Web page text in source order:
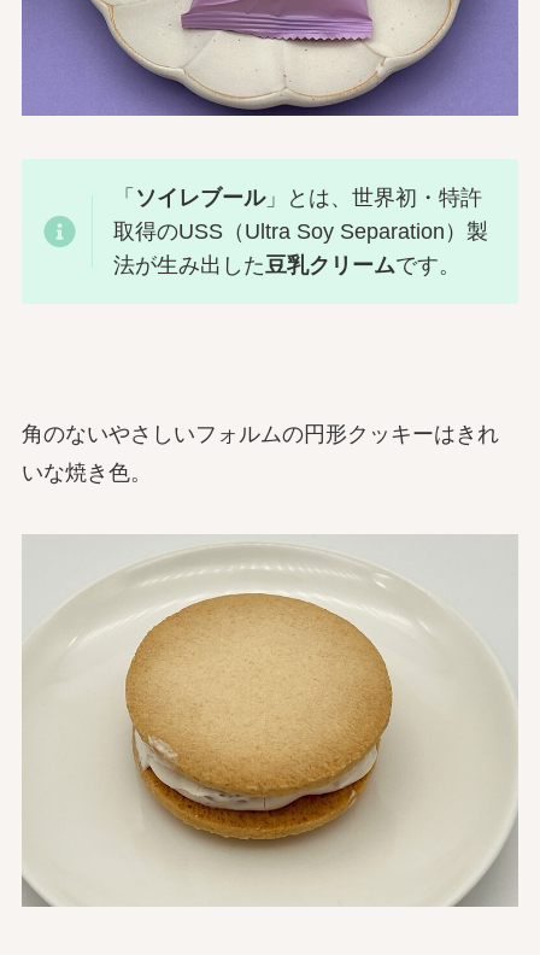
「 ソイレブール」とは、世界初・特許
取得のUSS（Ultra Soy Separation）製
法が生み出した豆乳クリームです。
角のないやさしいフォルムの円形クッキーはきれ
いな焼き色。